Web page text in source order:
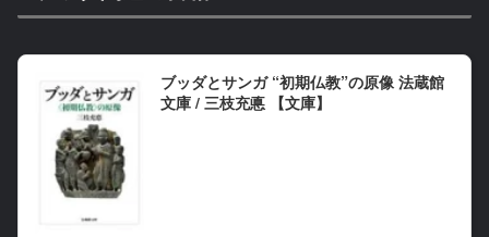
ブッダとサンガ “初期仏教”の原像 法蔵館
文庫 / 三枝充悳 【文庫】